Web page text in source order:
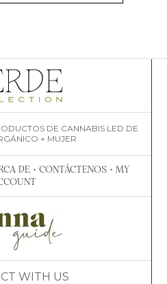
DE CANNABIS LED DE
+ MUJER
DE • CONTÁCTENOS • MY
WITH US